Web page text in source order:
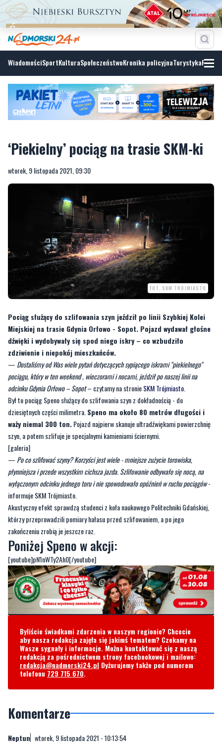
WiadomościSportKulturaSpołeczeństwoKronika policyjnaTurystyka
‘Piekielny’ pociąg na trasie SKM-ki
FOT. SKM TRÓJMIASTO
Pociąg służący do szlifowania szyn jeździł po linii Szybkiej Kolei
Miejskiej na trasie Gdynia Orłowo - Sopot. Pojazd wydawał głośne
zdziwienie i niepokój mieszkańców.
—Dostaliśmy od Was wiele pytań dotyczących sypiącego iskrami "piekielnego"
pociągu, który w ten weekend , wieczorami i nocami, jeździł po naszej linii na
odcinku Gdynia Orłowo – Sopot– czytamy na stronie
Był to pociąg Speno służący do szlifowania szyn z dokładnością - do
dziesiętnych części milimetra.Speno ma około 80 metrów długości i
waży niemal 300 ton.Pojazd najpierw skanuje ultradźwiękami powierzchnię
szyn, a potem szlifuje je specjalnymi kamieniami ściernymi.
[galeria]
—Po co szlifować szyny? Korzyści jest wiele - mniejsze zużycie torowiska,
płynniejsza i przede wszystkim cichsza jazda. Szlifowanie odbywało się nocą, na
wyłączonym odcinku jednego toru i nie spowodowało opóźnień w ruchu pociągów
informuje SKM Trójmiasto.
Akustyczny efekt sprawdzą studenci z koła naukowego Politechniki Gdańskiej,
którzy przeprowadzili pomiary hałasu przed szlifowaniem, a po jego
zakończeniu zrobią je jeszcze raz.
Poniżej Speno w akcji:
[youtube]pN1nWTy2Ah0[/youtube]
Byliście świadkami zdarzenia w naszym regionie? Chcecie
aby nasza redakcja zajęła się jakimś tematem? Czekamy na
Wasze sygnały i informacje. Można kontaktować się z naszą
redakcja@nadmorski24.plDyżurujemy także pod numerem
telefonu729 715 670.
Komentarze
Wow ten Speno jedzie szybciej niż ''nasze p*******no''